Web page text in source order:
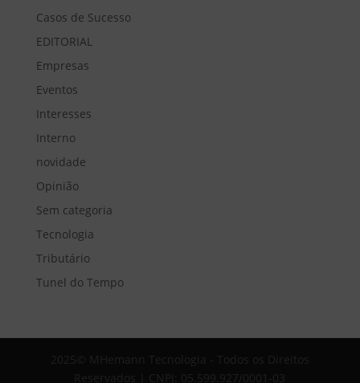
Casos de Sucesso
EDITORIAL
Empresas
Eventos
Interesses
Interno
novidade
Opinião
Sem categoria
Tecnologia
Tributário
Tunel do Tempo